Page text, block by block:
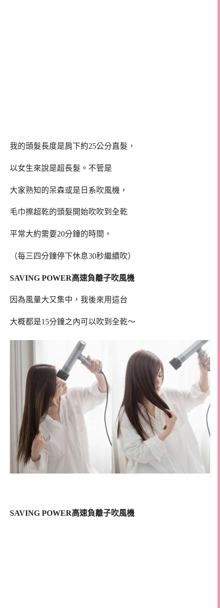
我的頭髮長度是肩下約25公分直髮，
以女生來說是超長髮。不管是
大家熟知的呆森或是日系吹風機，
毛巾擦超乾的頭髮開始吹吹到全乾
平常大約需要20分鐘的時間，
（每三四分鐘停下休息30秒繼續吹）
SAVING POWER高速負離子吹風機
因為風量大又集中，我後來用這台
大概都是15分鐘之內可以吹到全乾～
SAVING POWER高速負離子吹風機